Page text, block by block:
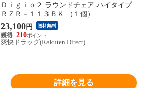
Ｄｉｇｉｏ２ ラウンドチェア ハイタイプ
ＲＺＲ－１１３ＢＫ （１個）
23,100円 送料無料
210
爽快ドラッグ(Rakuten Direct)
詳細を見る